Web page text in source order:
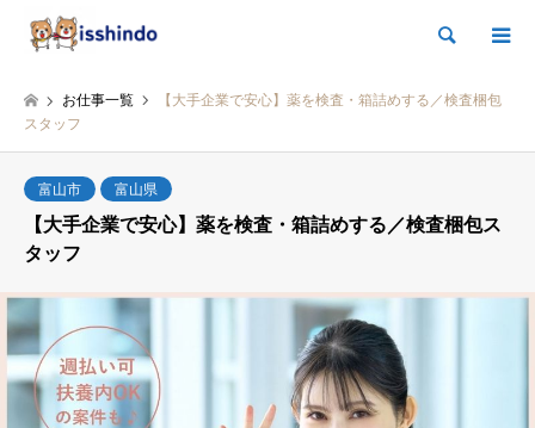
検索
お仕事一覧
【大手企業で安心】薬を検査・箱詰めする／検査梱包
スタッフ
富山市
富山県
【大手企業で安心】薬を検査・箱詰めする／検査梱包ス
タッフ